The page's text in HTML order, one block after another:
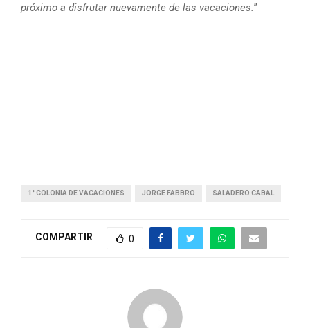
próximo a disfrutar nuevamente de las vacaciones. ”
1° COLONIA DE VACACIONES JORGE FABBRO SALADERO CABAL
COMPARTIR 0